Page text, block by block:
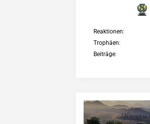
Reaktionen
Trophäen
Beiträge